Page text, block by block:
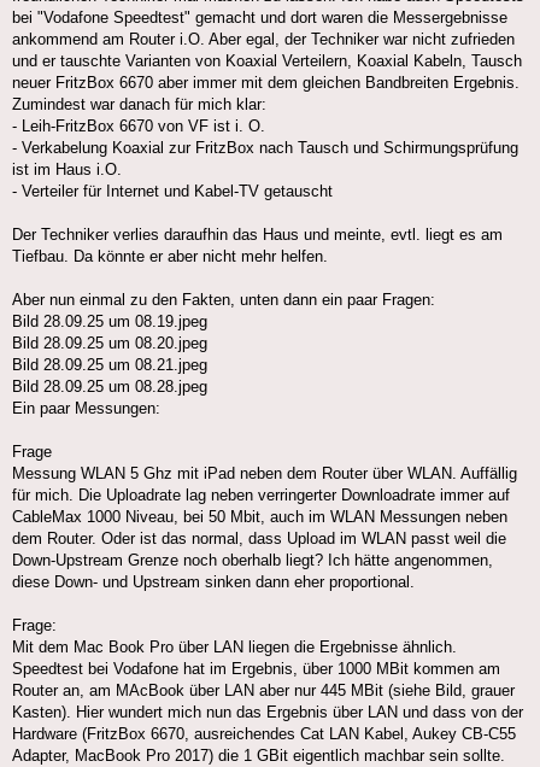
bei "Vodafone Speedtest" gemacht und dort waren die Messergebnisse
ankommend am Router i.O. Aber egal, der Techniker war nicht zufrieden
und er tauschte Varianten von Koaxial Verteilern, Koaxial Kabeln, Tausch
neuer FritzBox 6670 aber immer mit dem gleichen Bandbreiten Ergebnis.
Zumindest war danach für mich klar:
- Leih-FritzBox 6670 von VF ist i. O.
- Verkabelung Koaxial zur FritzBox nach Tausch und Schirmungsprüfung
ist im Haus i.O.
- Verteiler für Internet und Kabel-TV getauscht
Der Techniker verlies daraufhin das Haus und meinte, evtl. liegt es am
Tiefbau. Da könnte er aber nicht mehr helfen.
Aber nun einmal zu den Fakten, unten dann ein paar Fragen:
Bild 28.09.25 um 08.19.jpeg
Bild 28.09.25 um 08.20.jpeg
Bild 28.09.25 um 08.21.jpeg
Bild 28.09.25 um 08.28.jpeg
Ein paar Messungen:
Frage
Messung WLAN 5 Ghz mit iPad neben dem Router über WLAN. Auffällig
für mich. Die Uploadrate lag neben verringerter Downloadrate immer auf
CableMax 1000 Niveau, bei 50 Mbit, auch im WLAN Messungen neben
dem Router. Oder ist das normal, dass Upload im WLAN passt weil die
Down-Upstream Grenze noch oberhalb liegt? Ich hätte angenommen,
diese Down- und Upstream sinken dann eher proportional.
Frage:
Mit dem Mac Book Pro über LAN liegen die Ergebnisse ähnlich.
Speedtest bei Vodafone hat im Ergebnis, über 1000 MBit kommen am
Router an, am MAcBook über LAN aber nur 445 MBit (siehe Bild, grauer
Kasten). Hier wundert mich nun das Ergebnis über LAN und dass von der
Hardware (FritzBox 6670, ausreichendes Cat LAN Kabel, Aukey CB-C55
Adapter, MacBook Pro 2017) die 1 GBit eigentlich machbar sein sollte.